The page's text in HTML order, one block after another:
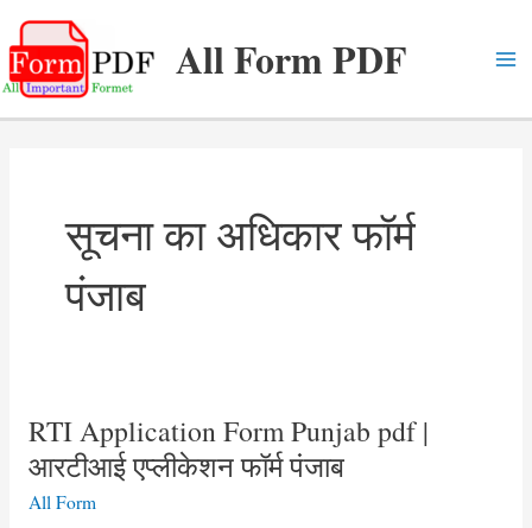
to
content
All Form PDF
सूचना का अधिकार फॉर्म
पंजाब
RTI Application Form Punjab pdf |
आरटीआई एप्लीकेशन फॉर्म पंजाब
All Form